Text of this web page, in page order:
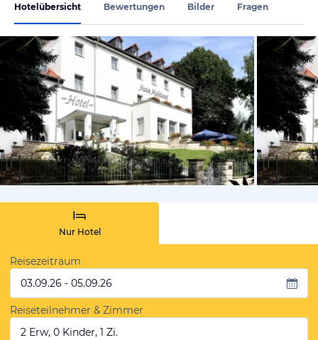
Hotelübersicht Bewertungen Bilder Fragen
vom
Nur Hotel
Reisezeitraum
03.09.26 - 05.09.26
Reiseteilnehmer & Zimmer
2 Erw, 0 Kinder, 1 Zi.